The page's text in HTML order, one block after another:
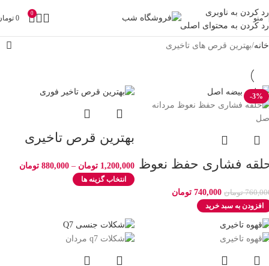
رد کردن به ناوبری
رد کردن به محتوای اصلی
منو
0
0
خانه بهترین قرص های تاخیری
-3%
فشاری حفظ نعوظ
تومان 740,000 تومان
افزودن به سبد خرید
بهترین قرص تاخیری
1,200,000 تومان –
880,000 تومان
انتخاب گزینه ها